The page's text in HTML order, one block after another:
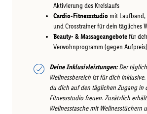
Aktivierung des Kreislaufs
Cardio-Fitnessstudiomit Laufband,
und Crosstrainer für dein tägliches
Beauty- & Massageangebotefür
Verwöhnprogramm (gegen Aufpreis)
Deine Inklusivleistungen:Der
Wellnessbereich ist für dich
du dich auf den täglichen Zugang in
Fitnessstudio freuen. Zusätzlich
Wellnesstasche mit Wellnesstüchern